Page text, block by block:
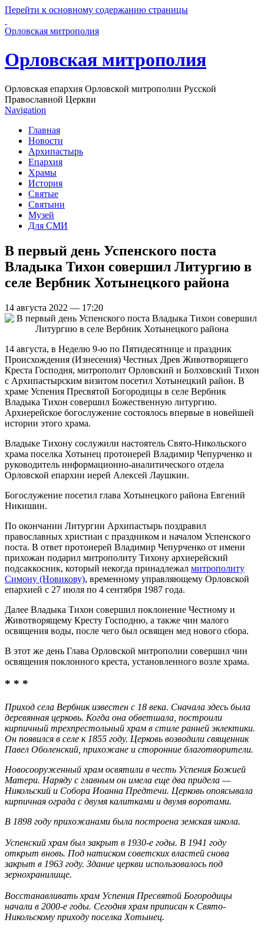
Перейти к основному содержанию страницы
Орловская митрополия
Орловская митрополия
Орловская епархия Орловской митрополии Русской
Православной Церкви
Navigation
Главная
Новости
Архипастырь
Епархия
Храмы
История
Святые
Святыни
Музей
Для СМИ
В первый день Успенского поста
Владыка Тихон совершил Литургию в
селе Вербник Хотынецкого района
14 августа 2022 — 17:20
14 августа, в Неделю 9-ю по Пятидесятнице и праздник
Происхождения (Изнесения) Честных Древ Животворящего
Креста Господня, митрополит Орловский и Болховский Тихон
с Архипастырским визитом посетил Хотынецкий район. В
храме Успения Пресвятой Богородицы в селе Вербник
Владыка Тихон совершил Божественную литургию.
Архиерейское богослужение состоялось впервые в новейшей
истории этого храма.
Владыке Тихону сослужили настоятель Свято-Никольского
храма поселка Хотынец протоиерей Владимир Чепурченко и
руководитель информационно-аналитического отдела
Орловской епархии иерей Алексей Лаушкин.
Богослужение посетил глава Хотынецкого района Евгений
Никишин.
По окончании Литургии Архипастырь поздравил
православных христиан с праздником и началом Успенского
поста. В ответ протоиерей Владимир Чепурченко от имени
прихожан подарил митрополиту Тихону архиерейский
подсаккосник, который некогда принадлежал митрополиту
Симону (Новикову), временному управляющему Орловской
епархией с 27 июля по 4 сентября 1987 года.
Далее Владыка Тихон совершил поклонение Честному и
Животворящему Кресту Господню, а также чин малого
освящения воды, после чего был освящен мед нового сбора.
В этот же день Глава Орловской митрополии совершил чин
освящения поклонного креста, установленного возле храма.
* * *
Приход села Вербник известен с 18 века. Сначала здесь была
деревянная церковь. Когда она обветшала, построили
кирпичный трехпрестольный храм в стиле ранней эклектики.
Он появился в селе к 1855 году. Церковь возводили священник
Павел Оболенский, прихожане и сторонние благотворители.
Новосооруженный храм освятили в честь Успения Божией
Матери. Наряду с главным он имела еще два придела —
Никольский и Собора Иоанна Предтечи. Церковь опоясывала
кирпичная ограда с двумя калитками и двумя воротами.
В 1898 году прихожанами была построена земская школа.
Успенский храм был закрыт в 1930-е годы. В 1941 году
открыт вновь. Под натиском советских властей снова
закрыт в 1963 году. Здание церкви использовалось под
зернохранилище.
Восстанавливать храм Успения Пресвятой Богородицы
начали в 2000-е годы. Сегодня храм приписан к Свято-
Никольскому приходу поселка Хотынец.